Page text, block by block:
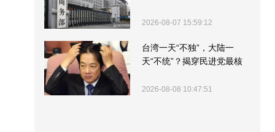
2026-08-07 15:59:12
台湾一天“不独”，大陆一
天“不统”？揭穿民进党最核
2026-08-08 10:47:51